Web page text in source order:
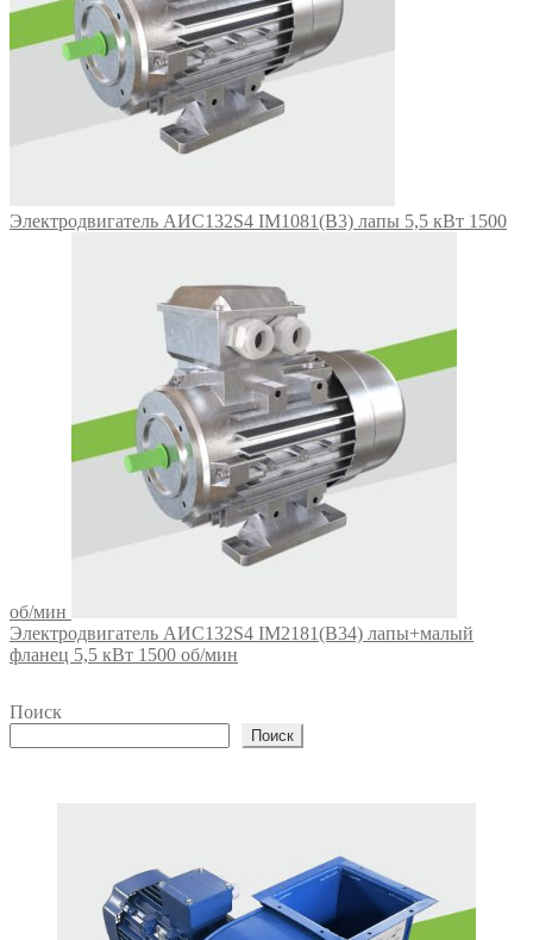
Электродвигатель АИС132S4 IM1081(B3) лапы 5,5 кВт 1500
об/мин
Электродвигатель АИС132S4 IM2181(B34) лапы+малый
фланец 5,5 кВт 1500 об/мин
Поиск
Поиск